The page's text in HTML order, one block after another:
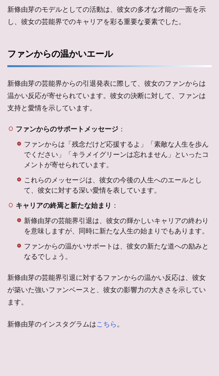
新條由芽のモデルとしての活動は、彼女の多才な才能の一面を示
し、彼女の芸能界でのキャリアを彩る重要な要素でした。
ファンからの温かいエール
新條由芽の芸能界からの引退発表に際して、彼女のファンからは
温かい反応が寄せられています。彼女の決断に対して、ファンは
支持と愛情を示しています。
ファンからのサポートメッセージ ：
ファンからは「残念だけど応援するよ」「素敵な人生を歩ん
でください」「キラメイグリーンは忘れません」といったコ
メントが寄せられています。
これらのメッセージは、彼女の今後の人生へのエールとし
て、彼女に対する深い愛情を表しています。
キャリアの終焉と新たな始まり ：
新條由芽の芸能界引退は、彼女の輝かしいキャリアの終わり
を意味しますが、同時に新たな人生の始まりでもあります。
ファンからの温かいサポートは、彼女の新たな道への励みと
なるでしょう。
新條由芽の芸能界引退に対するファンからの温かい反応は、彼女
が築いた強いファンベースと、彼女の影響力の大きさを示してい
ます。
新條由芽のインスタグラムはこちら 。